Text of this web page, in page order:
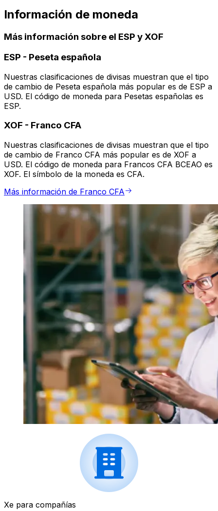
Información de moneda
Más información sobre el ESP y XOF
ESP - Peseta española
Nuestras clasificaciones de divisas muestran que el tipo
de cambio de Peseta española más popular es de ESP a
USD. El código de moneda para Pesetas españolas es
ESP.
XOF - Franco CFA
Nuestras clasificaciones de divisas muestran que el tipo
de cambio de Franco CFA más popular es de XOF a
USD. El código de moneda para Francos CFA BCEAO es
XOF. El símbolo de la moneda es CFA.
Más información de Franco CFA
Xe para compañías